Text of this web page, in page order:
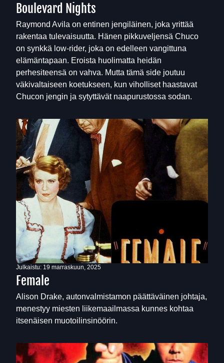
Boulevard Nights
Raymond Avila on entinen jengiläinen, joka yrittää
rakentaa tulevaisuutta. Hänen pikkuveljensä Chuco
on synkkä low-rider, joka on edelleen vangittuna
elämäntapaan. Eroista huolimatta heidän
perhesiteensä on vahva. Mutta tämä side joutuu
väkivaltaiseen koetukseen, kun viholliset haastavat
Chucon jengin ja sytyttävät naapurustossa sodan.
Julkaistu: 19 marraskuun, 2025
Female
Alison Drake, autonvalmistamon päättäväinen johtaja,
menestyy miesten liikemaailmassa kunnes kohtaa
itsenäisen muotoilinsinöörin.